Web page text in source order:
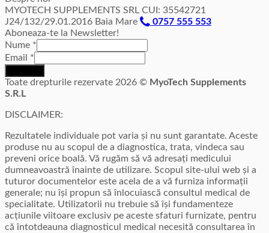
MYOTECH SUPPLEMENTS SRL CUI: 35542721
J24/132/29.01.2016 Baia Mare
0757 555 553
Aboneaza-te la Newsletter!
Nume *
Email *
Toate drepturile rezervate 2026 © MyoTech Supplements
S.R.L
DISCLAIMER:
Rezultatele individuale pot varia și nu sunt garantate. Aceste
produse nu au scopul de a diagnostica, trata, vindeca sau
preveni orice boală. Vă rugăm să vă adresați medicului
dumneavoastră înainte de utilizare. Scopul site-ului web și a
tuturor documentelor este acela de a vă furniza informații
generale; nu își propun să înlocuiască consultul medical de
specialitate. Utilizatorii nu trebuie să își fundamenteze
acțiunile viitoare exclusiv pe aceste sfaturi furnizate, pentru
că întotdeauna diagnosticul medical necesită consultarea în